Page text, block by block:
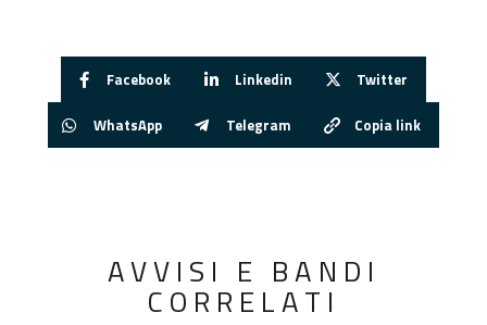
Facebook Linkedin Twitter
WhatsApp Telegram Copia link
AVVISI E BANDI
CORRELATI